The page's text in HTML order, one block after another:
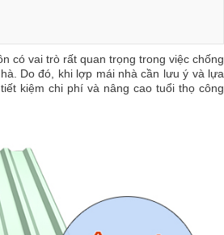
có vai trò rất quan trọng trong việc chống
Do đó, khi lợp mái nhà cần lưu ý và lựa
kiệm chi phí và nâng cao tuổi thọ công